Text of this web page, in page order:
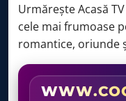
Urmărește Acasă
cele mai frumoase
romantice, oriunde